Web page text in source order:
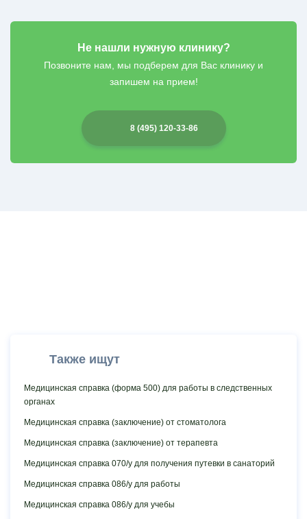
Не нашли нужную клинику?
Позвоните нам, мы подберем для Вас клинику и
запишем на прием!
8 (495) 120-33-86
Также ищут
Медицинская cправка (форма 500) для работы в следственных
органах
Медицинская справка (заключение) от стоматолога
Медицинская справка (заключение) от терапевта
Медицинская справка 070/у для получения путевки в санаторий
Медицинская справка 086/у для работы
Медицинская справка 086/у для учебы